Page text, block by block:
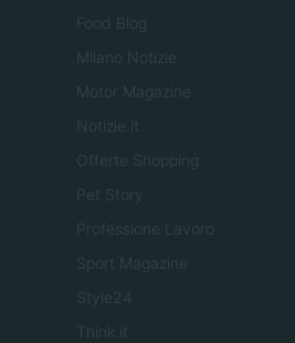
Food Blog
Milano Notizie
Motor Magazine
Notizie.it
Offerte Shopping
Pet Story
Professione Lavoro
Sport Magazine
Style24
Think.it